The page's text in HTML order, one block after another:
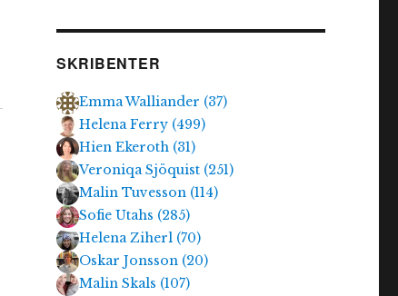
SKRIBENTER
Emma Walliander (37)
Helena Ferry (499)
Hien Ekeroth (31)
Veroniqa Sjöquist (251)
Malin Tuvesson (114)
Sofie Utahs (285)
Helena Ziherl (70)
Oskar Jonsson (20)
Malin Skals (107)